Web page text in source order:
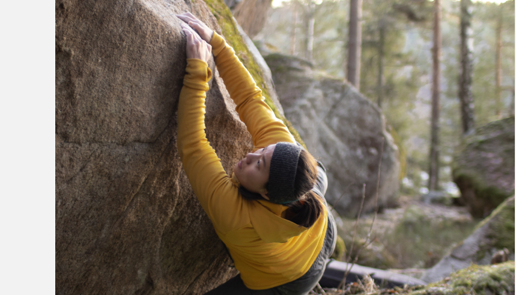
Ok,
så
hva
er
en
lowball?